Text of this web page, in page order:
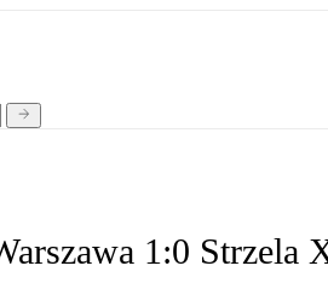
1:0 Strzela